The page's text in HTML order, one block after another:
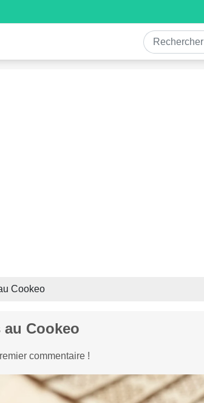
Cookeo
Cookeo
commentaire !